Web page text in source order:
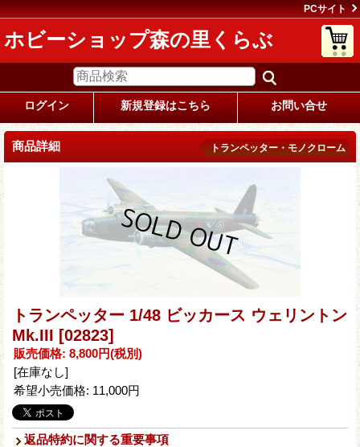
PCサイト
ホビーショップ森の里くらぶ
ログイン 新規登録はこちら お問い合せ
商品詳細 トランペッター・モノクローム
トランペッター 1/48 ビッカース ウェリントン
Mk.III [02823]
販売価格: 8,800円(税別)
[在庫なし]
希望小売価格: 11,000円
返品特約に関する重要事項